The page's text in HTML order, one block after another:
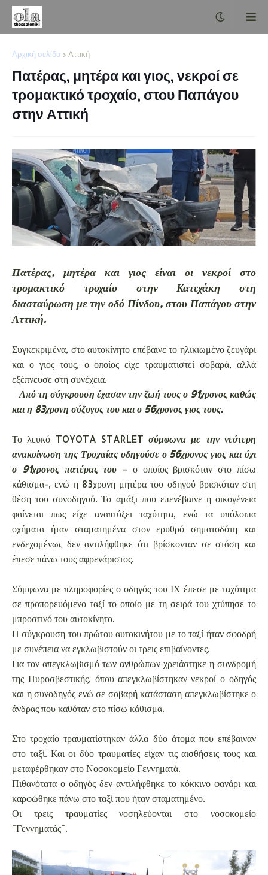
Αρχική σελίδα Αττική
Πατέρας, μητέρα και γιος, νεκροί σε
τρομακτικό τροχαίο, στου Παπάγου
στην Αττική
Πατέρας, μητέρα και γιος είναι οι νεκροί στο
τρομακτικό τροχαίο στην Κατεχάκη στη
διασταύρωση με την οδό Πίνδου, στου Παπάγου στην
Αττική.
Συγκεκριμένα, στο αυτοκίνητο επέβαινε το ηλικιωμένο ζευγάρι
και ο γιος τους, ο οποίος είχε τραυματιστεί σοβαρά, αλλά
εξέπνευσε στη συνέχεια.
Από τη σύγκρουση έχασαν την ζωή τους ο 91χρονος καθώς
και η 83χρονη σύζυγος του και ο 56χρονος γιος τους.
Το λευκό TOYOTA STARLETσύμφωνα με την νεότερη
ανακοίνωση της Τροχαίας οδηγούσε ο 56χρονος γιος και όχι
ο 91χρονος πατέρας του – ο οποίος βρισκόταν στο πίσω
κάθισμα-, ενώ η 83χρονη μητέρα του οδηγού βρισκόταν στη
θέση του συνοδηγού. Το αμάξι που επενέβαινε η οικογένεια
φαίνεται πως είχε αναπτύξει ταχύτητα, ενώ τα υπόλοιπα
οχήματα ήταν σταματημένα στον ερυθρό σηματοδότη και
ενδεχομένως δεν αντιλήφθηκε ότι βρίσκονταν σε στάση και
έπεσε πάνω τους αφρενάριστος.
Σύμφωνα με πληροφορίες ο οδηγός του ΙΧ έπεσε με ταχύτητα
σε προπορευόμενο ταξί το οποίο με τη σειρά του χτύπησε το
μπροστινό του αυτοκίνητο.
Η σύγκρουση του πρώτου αυτοκινήτου με το ταξί ήταν σφοδρή
με συνέπεια να εγκλωβιστούν οι τρεις επιβαίνοντες.
Για τον απεγκλωβισμό των ανθρώπων χρειάστηκε η συνδρομή
της Πυροσβεστικής, όπου απεγκλωβίστηκαν νεκροί ο οδηγός
και η συνοδηγός ενώ σε σοβαρή κατάσταση απεγκλωβίστηκε ο
άνδρας που καθόταν στο πίσω κάθισμα.
Στο τροχαίο τραυματίστηκαν άλλα δύο άτομα που επέβαιναν
στο ταξί. Και οι δύο τραυματίες είχαν τις αισθήσεις τους και
μεταφέρθηκαν στο Νοσοκομείο Γεννηματά.
Πιθανότατα ο οδηγός δεν αντιλήφθηκε το κόκκινο φανάρι και
καρφώθηκε πάνω στο ταξί που ήταν σταματημένο.
Οι τρεις τραυματίες νοσηλεύονται στο νοσοκομείο
"Γεννηματάς".